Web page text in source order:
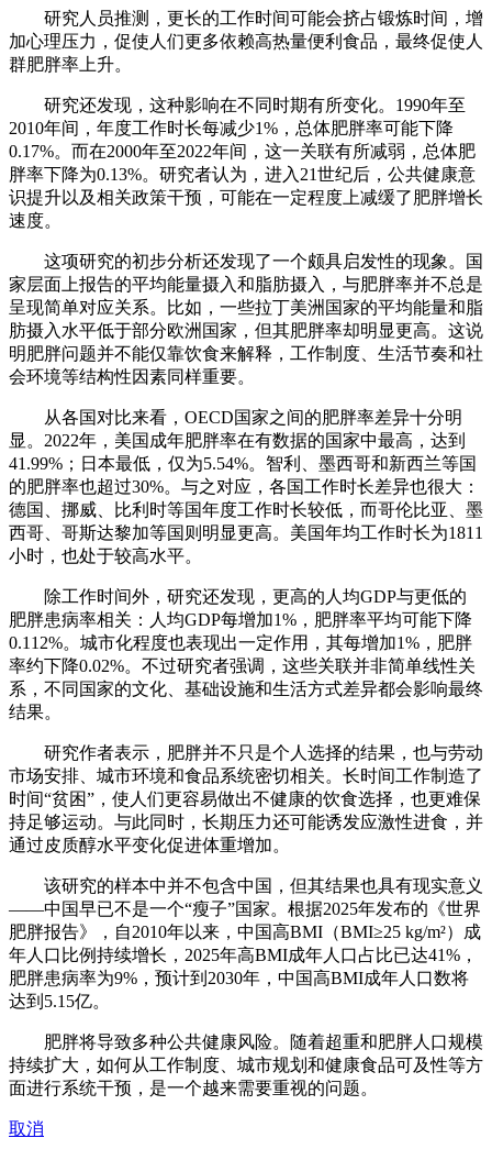
研究人员推测，更长的工作时间可能会挤占锻炼时间，增
加心理压力，促使人们更多依赖高热量便利食品，最终促使人
群肥胖率上升。
研究还发现，这种影响在不同时期有所变化。1990年至
2010年间，年度工作时长每减少1%，总体肥胖率可能下降
0.17%。而在2000年至2022年间，这一关联有所减弱，总体肥
胖率下降为0.13%。研究者认为，进入21世纪后，公共健康意
识提升以及相关政策干预，可能在一定程度上减缓了肥胖增长
速度。
这项研究的初步分析还发现了一个颇具启发性的现象。国
家层面上报告的平均能量摄入和脂肪摄入，与肥胖率并不总是
呈现简单对应关系。比如，一些拉丁美洲国家的平均能量和脂
肪摄入水平低于部分欧洲国家，但其肥胖率却明显更高。这说
明肥胖问题并不能仅靠饮食来解释，工作制度、生活节奏和社
会环境等结构性因素同样重要。
从各国对比来看，OECD国家之间的肥胖率差异十分明
显。2022年，美国成年肥胖率在有数据的国家中最高，达到
41.99%；日本最低，仅为5.54%。智利、墨西哥和新西兰等国
的肥胖率也超过30%。与之对应，各国工作时长差异也很大：
德国、挪威、比利时等国年度工作时长较低，而哥伦比亚、墨
西哥、哥斯达黎加等国则明显更高。美国年均工作时长为1811
小时，也处于较高水平。
除工作时间外，研究还发现，更高的人均GDP与更低的
肥胖患病率相关：人均GDP每增加1%，肥胖率平均可能下降
0.112%。城市化程度也表现出一定作用，其每增加1%，肥胖
率约下降0.02%。不过研究者强调，这些关联并非简单线性关
系，不同国家的文化、基础设施和生活方式差异都会影响最终
结果。
研究作者表示，肥胖并不只是个人选择的结果，也与劳动
市场安排、城市环境和食品系统密切相关。长时间工作制造了
时间“贫困”，使人们更容易做出不健康的饮食选择，也更难保
持足够运动。与此同时，长期压力还可能诱发应激性进食，并
通过皮质醇水平变化促进体重增加。
该研究的样本中并不包含中国，但其结果也具有现实意义
——中国早已不是一个“瘦子”国家。根据2025年发布的《世界
肥胖报告》，自2010年以来，中国高BMI（BMI≥25 kg/m²）成
年人口比例持续增长，2025年高BMI成年人口占比已达41%，
肥胖患病率为9%，预计到2030年，中国高BMI成年人口数将
达到5.15亿。
肥胖将导致多种公共健康风险。随着超重和肥胖人口规模
持续扩大，如何从工作制度、城市规划和健康食品可及性等方
面进行系统干预，是一个越来需要重视的问题。
取消